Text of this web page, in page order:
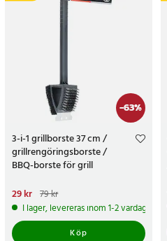
-63%
3-i-1 grillborste 37 cm /
grillrengöringsborste /
BBQ-borste för grill
Nuvarande pris
pris:79 kr
29 kr 79 kr
I lager, levereras inom 1-2 vardagar
Köp